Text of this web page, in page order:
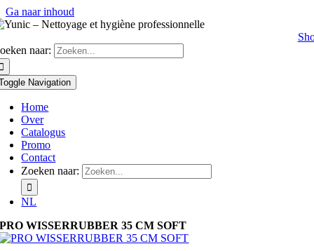
Ga naar inhoud
naar:
Navigation
Home
Over
Catalogus
Promo
Contact
Zoeken naar:
NL
PRO WISSERRUBBER 35 CM SOFT